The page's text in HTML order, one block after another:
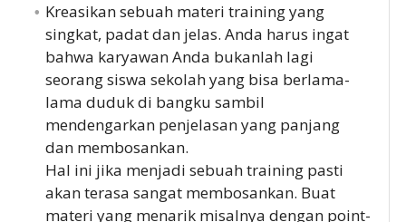
Kreasikan sebuah materi training yang
singkat, padat dan jelas. Anda harus ingat
bahwa karyawan Anda bukanlah lagi
seorang siswa sekolah yang bisa berlama-
lama duduk di bangku sambil
mendengarkan penjelasan yang panjang
dan membosankan.
Hal ini jika menjadi sebuah training pasti
akan terasa sangat membosankan. Buat
materi yang menarik misalnya dengan point-